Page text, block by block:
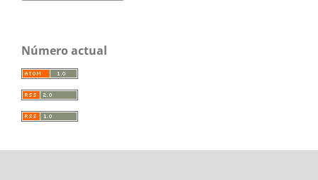
Número actual